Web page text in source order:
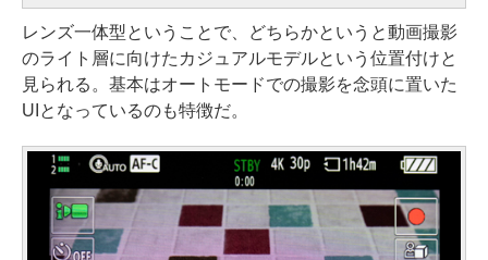
レンズ一体型ということで、どちらかというと動画撮影
のライト層に向けたカジュアルモデルという位置付けと
見られる。基本はオートモードでの撮影を念頭に置いた
UIとなっているのも特徴だ。